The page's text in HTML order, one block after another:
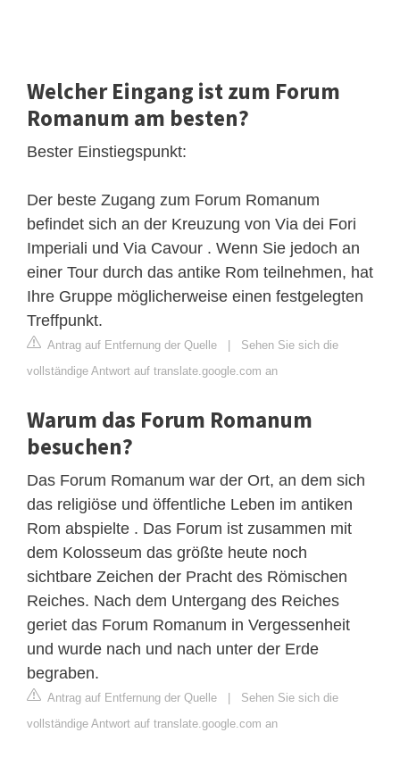
Welcher Eingang ist zum Forum
Romanum am besten?
Bester Einstiegspunkt:
Der beste Zugang zum Forum Romanum
befindet sich an der Kreuzung von Via dei Fori
Imperiali und Via Cavour . Wenn Sie jedoch an
einer Tour durch das antike Rom teilnehmen, hat
Ihre Gruppe möglicherweise einen festgelegten
Treffpunkt.
Antrag auf Entfernung der Quelle | Sehen Sie sich die
vollständige Antwort auf translate.google.com an
Warum das Forum Romanum
besuchen?
Das Forum Romanum war der Ort, an dem sich
das religiöse und öffentliche Leben im antiken
Rom abspielte . Das Forum ist zusammen mit
dem Kolosseum das größte heute noch
sichtbare Zeichen der Pracht des Römischen
Reiches. Nach dem Untergang des Reiches
geriet das Forum Romanum in Vergessenheit
und wurde nach und nach unter der Erde
begraben.
Antrag auf Entfernung der Quelle | Sehen Sie sich die
vollständige Antwort auf translate.google.com an